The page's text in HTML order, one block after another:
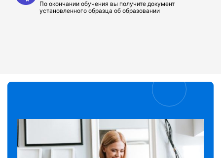
По окончании обучения вы получите документ
установленного образца об образовании